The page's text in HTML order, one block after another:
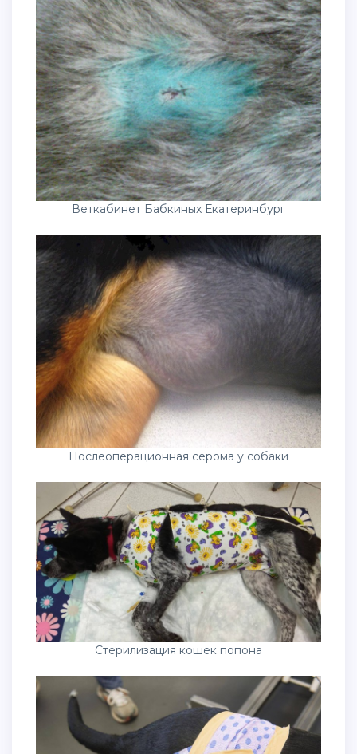
Веткабинет Бабкиных Екатеринбург
Послеоперационная серома у собаки
Стерилизация кошек попона